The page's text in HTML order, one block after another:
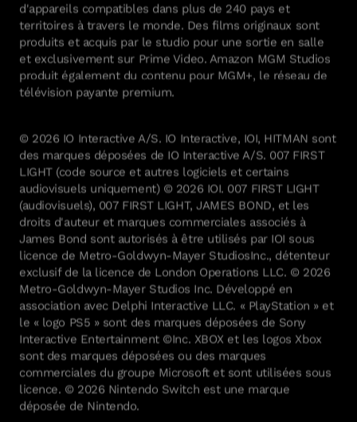
d'appareils compatibles dans plus de 240 pays et
territoires à travers le monde. Des films originaux sont
produits et acquis par le studio pour une sortie en salle
et exclusivement sur Prime Video. Amazon MGM Studios
produit également du contenu pour MGM+, le réseau de
télévision payante premium.
© 2026 IO Interactive A/S. IO Interactive, IOI, HITMAN sont
des marques déposées de IO Interactive A/S. 007 FIRST
LIGHT (code source et autres logiciels et certains
audiovisuels uniquement) © 2026 IOI. 007 FIRST LIGHT
(audiovisuels), 007 FIRST LIGHT, JAMES BOND, et les
droits d'auteur et marques commerciales associés à
James Bond sont autorisés à être utilisés par IOI sous
licence de Metro-Goldwyn-Mayer StudiosInc., détenteur
exclusif de la licence de London Operations LLC. © 2026
Metro-Goldwyn-Mayer Studios Inc. Développé en
association avec Delphi Interactive LLC. « PlayStation » et
le « logo PS5 » sont des marques déposées de Sony
Interactive Entertainment ©Inc. XBOX et les logos Xbox
sont des marques déposées ou des marques
commerciales du groupe Microsoft et sont utilisées sous
licence. © 2026 Nintendo Switch est une marque
déposée de Nintendo.